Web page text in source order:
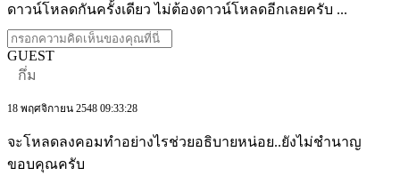
ดาวน์โหลดกันครั้งเดียว ไม่ต้องดาวน์โหลดอีกเลยครับ ...
GUEST
กึ่ม
18 พฤศจิกายน 2548 09:33:28
จะโหลดลงคอมทำอย่างไรช่วยอธิบายหน่อย..ยังไม่ชำนาญ
ขอบคุณครับ